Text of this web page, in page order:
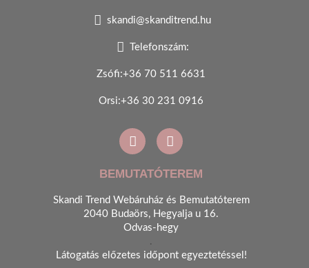
skandi@skanditrend.hu
Telefonszám:
Zsófi:+36 70 511 6631
Orsi:+36 30 231 0916
BEMUTATÓTEREM
Skandi Trend Webáruház és Bemutatóterem
2040 Budaörs, Hegyalja u 16.
Odvas-hegy
.
Látogatás előzetes időpont egyeztetéssel!